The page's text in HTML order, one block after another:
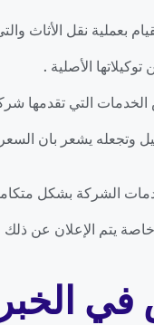
بعملية نقل الأثاث
الأصلية .
التي تقدمها
وتجعله يشعر بان
الشركة بشكل
يتم الإعلان عن
الخبر